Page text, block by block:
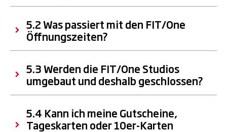
5.2 Was passiert mit den FIT/One
Öffnungszeiten?
5.3 Werden die FIT/One Studios
umgebaut und deshalb geschlossen?
5.4 Kann ich meine Gutscheine,
Tageskarten oder 10er-Karten